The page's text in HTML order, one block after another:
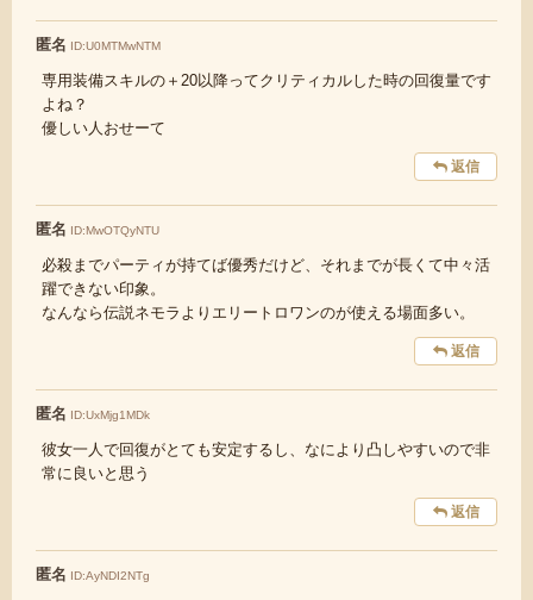
匿名 ID:U0MTMwNTM
専用装備スキルの＋20以降ってクリティカルした時の回復量です
よね？
優しい人おせーて
返信
匿名 ID:MwOTQyNTU
必殺までパーティが持てば優秀だけど、それまでが長くて中々活
躍できない印象。
なんなら伝説ネモラよりエリートロワンのが使える場面多い。
返信
匿名 ID:UxMjg1MDk
彼女一人で回復がとても安定するし、なにより凸しやすいので非
常に良いと思う
返信
匿名 ID:AyNDI2NTg